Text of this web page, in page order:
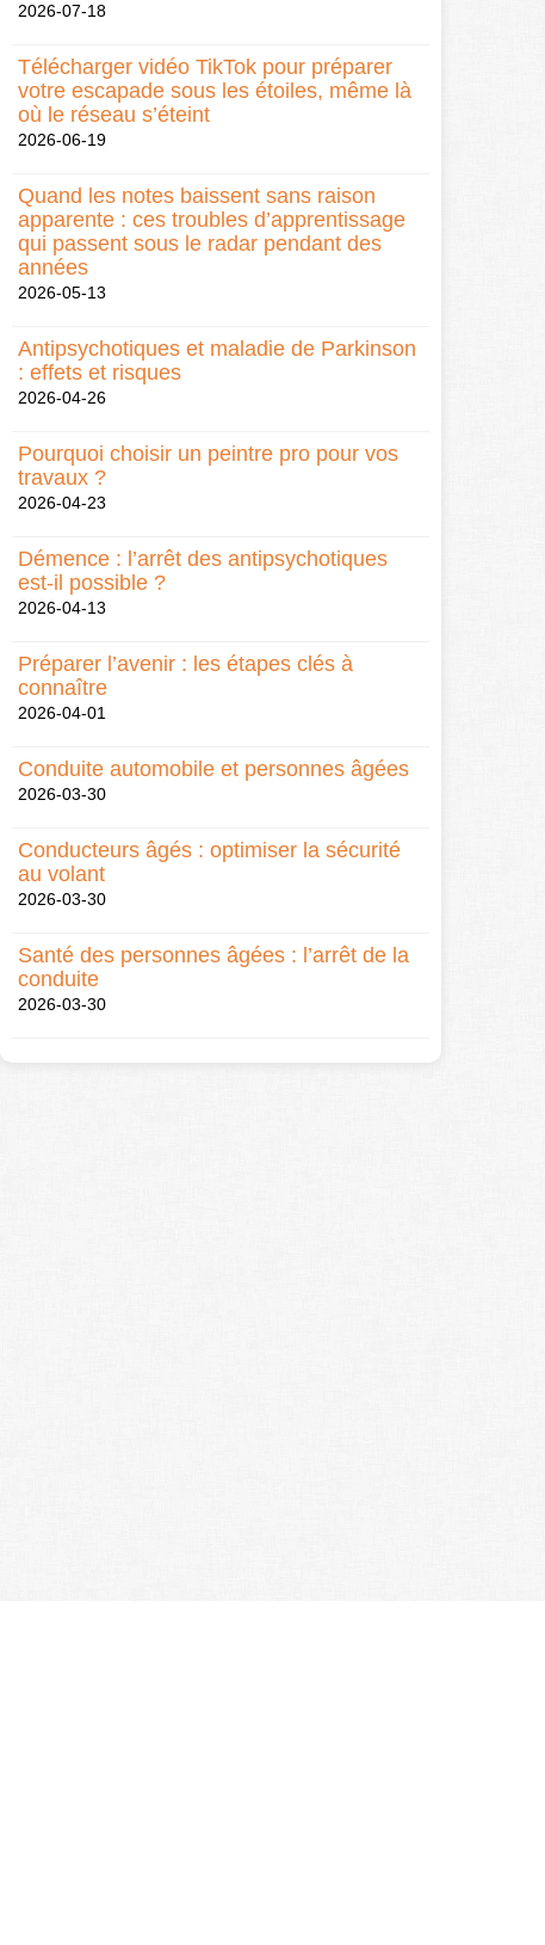
2026-07-18
Télécharger vidéo TikTok pour préparer
votre escapade sous les étoiles, même là
où le réseau s’éteint
2026-06-19
Quand les notes baissent sans raison
apparente : ces troubles d’apprentissage
qui passent sous le radar pendant des
années
2026-05-13
Antipsychotiques et maladie de Parkinson
: effets et risques
2026-04-26
Pourquoi choisir un peintre pro pour vos
travaux ?
2026-04-23
Démence : l’arrêt des antipsychotiques
est-il possible ?
2026-04-13
Préparer l’avenir : les étapes clés à
connaître
2026-04-01
Conduite automobile et personnes âgées
2026-03-30
Conducteurs âgés : optimiser la sécurité
au volant
2026-03-30
Santé des personnes âgées : l’arrêt de la
conduite
2026-03-30